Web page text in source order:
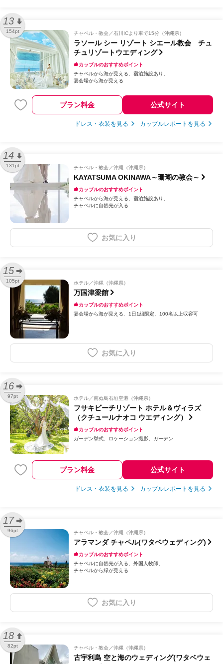
13
154pt チャペル・教会 石川ICより車で15分（沖縄県）
ラソール シー リゾート シエール教会 チュ
チュリゾートウエディング
カップルのおすすめポイント
チャペルから海が見える
宿泊施設あり
宴会場から海が見える
プラン料金 公式サイト
ドレス・衣装を見る カップルレポートを見る
14
131pt チャペル・教会 沖縄（沖縄県）
KAYATSUMA OKINAWA～珊瑚の教会～
カップルのおすすめポイント
チャペルから海が見える
宿泊施設あり
チャペルに自然光が入る
お気に入り
15
105pt ホテル 沖縄（沖縄県）
万国津梁館
カップルのおすすめポイント
宴会場から海が見える
1日1組限定 100名以上収容可
お気に入り
16
97pt ホテル 南ぬ島石垣空港（沖縄県）
フサキビーチリゾート ホテル＆ヴィラズ
（クチュールナオコ ウエディング）
カップルのおすすめポイント
ガーデン挙式
ロケーション撮影 ガーデン
プラン料金 公式サイト
ドレス・衣装を見る カップルレポートを見る
17
96pt チャペル・教会 沖縄（沖縄県）
アラマンダ チャペル(ワタベウェディング)
カップルのおすすめポイント
チャペルに自然光が入る
外国人牧師
チャペルから緑が見える
お気に入り
18
82pt チャペル・教会 沖縄（沖縄県）
古宇利島 空と海のウェディング(ワタベウェ